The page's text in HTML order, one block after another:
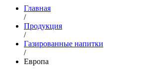
Главная
/
Продукция
/
Газированные напитки
/
Европа